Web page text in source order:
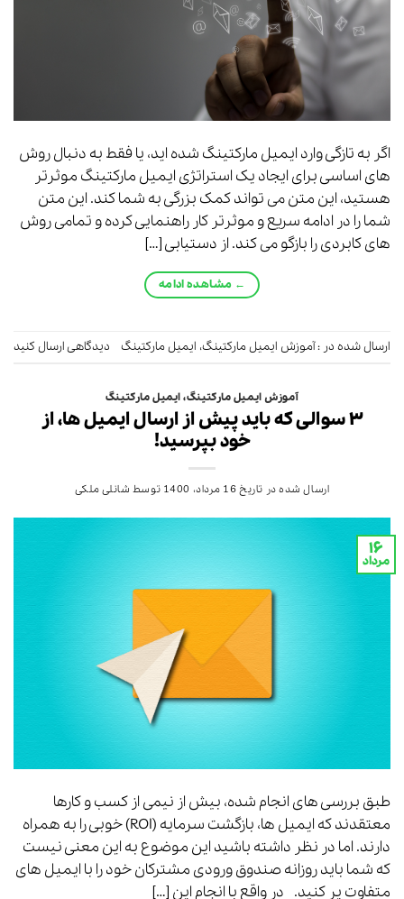
اگر به تازگی وارد ایمیل مارکتینگ شده اید، یا فقط به دنبال روش
های اساسی برای ایجاد یک استراتژی ایمیل مارکتینگ موثرتر
هستید، این متن می تواند کمک بزرگی به شما کند. این متن
شما را در ادامه سریع و موثرتر کار راهنمایی کرده و تمامی روش
های کابردی را بازگو می کند. از دستیابی […]
← مشاهده ادامه
ارسال شده در :آموزش ایمیل مارکتینگ، ایمیل مارکتینگ دیدگاهی ارسال کنید
آموزش ایمیل مارکتینگ،ایمیل مارکتینگ
۳ سوالی که باید پیش از ارسال ایمیل ها، از
خود بپرسید!
ارسال شده در تاریخ16 مرداد، 1400 توسط شانلی ملکی
۱۶
مرداد
طبق بررسی های انجام شده، بیش از نیمی از کسب و کارها
معتقدند که ایمیل ها، بازگشت سرمایه (ROI) خوبی را به همراه
دارند. اما در نظر داشته باشید این موضوع به این معنی نیست
که شما باید روزانه صندوق ورودی مشترکان خود را با ایمیل های
متفاوت پر کنید. در واقع با انجام این […]